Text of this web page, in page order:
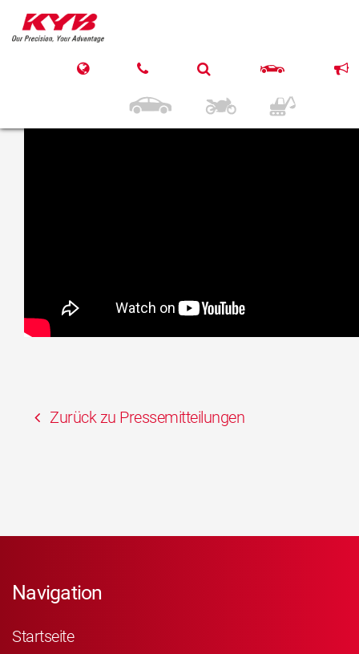
15. März 2017
KYB AUDI A4, A6, VW
Zurück zu Pressemitteilungen
Navigation
Startseite